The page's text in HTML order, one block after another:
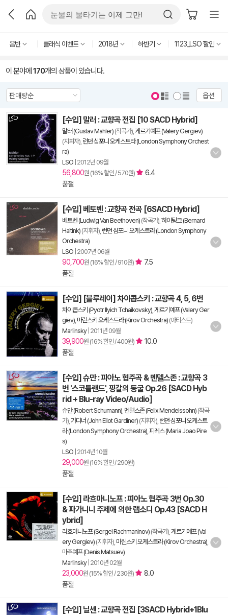
음반 클래식 이벤트 2018년 하반기 1123_LSO 할인
이 분야에 170개의 상품이 있습니다.
옵션
[수입] 말러 : 교향곡 전집 [10 SACD Hybrid]
말러 (Gustav Mahler) (작곡가), 게르기예프 (Valery Gergiev)
(지휘자), 런던 심포니 오케스트라 (London Symphony Orchest
ra)
LSO 2012년 09월
56,800원 (16% 할인 / 570원)
6.4
품절
[수입] 베토벤 : 교향곡 전곡 [6SACD Hybrid]
베토벤 (Ludwig Van Beethoven) (작곡가), 하이팅크 (Bernard
Haitink) (지휘자), 런던 심포니 오케스트라 (London Symphony
Orchestra)
LSO 2007년 06월
90,700원 (16% 할인 / 910원)
7.5
품절
[수입] [블루레이] 차이콥스키 : 교향곡 4, 5, 6번
차이콥스키 (Pyotr Ilyich Tchaikovsky) 게르기예프 (Valery Ger
giev) 마린스키 오케스트라 (Kirov Orchestra) (아티스트)
Mariinsky| 2011년 09월
39,900원 (16% 할인 / 400원)
10.0
품절
[수입] 슈만 : 피아노 협주곡 & 멘델스존 : 교향곡 3
번 '스코틀랜드', 핑갈의 동굴 Op.26 [SACD Hyb
rid + Blu-ray Video/Audio]
슈만 (Robert Schumann) 멘델스존 (Felix Mendelssohn) (작곡
가), 가디너 (John Eliot Gardiner) (지휘자), 런던 심포니 오케스트
라 (London Symphony Orchestra) 피레스 (Maria Joao Pire
s)
LSO 2014년 10월
29,000원 (16% 할인 / 290원)
품절
[수입] 라흐마니노프 : 피아노 협주곡 3번 Op.30
& 파가니니 주제에 의한 랩소디 Op.43 [SACD H
ybrid]
라흐마니노프 (Sergei Rachmaninov) (작곡가), 게르기예프 (Val
ery Gergiev) (지휘자), 마린스키 오케스트라 (Kirov Orchestra)
마추예프 (Denis Matsuev)
Mariinsky| 2010년 02월
23,000원 (15% 할인 / 230원)
8.0
품절
[수입] 닐센 : 교향곡 전집 [3SACD Hybrid+1Blu